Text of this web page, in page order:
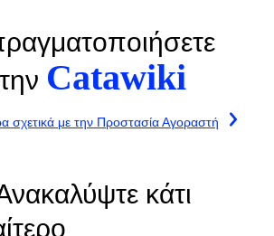
Catawiki
σχετικά με την Προστασία Αγοραστή
κάτι